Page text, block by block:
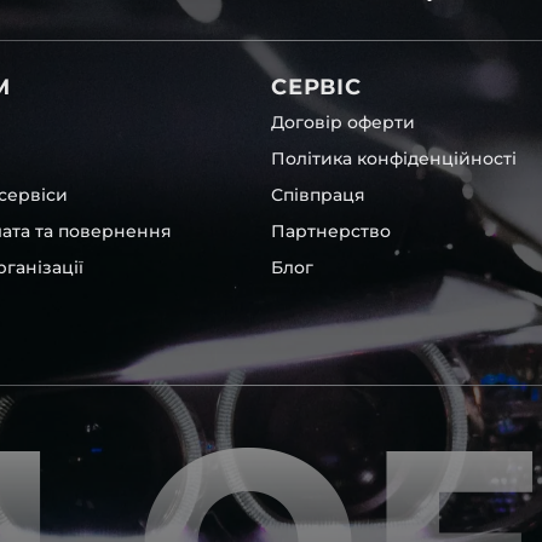
та унікальні.
офісі та оптовому
– на всіх
– для швидкої
будь-які
пару чи комплект.
перевіряють та
та повернення
СЕРВІС
Договір оферти
Політика конфіденційності
Співпраця
Партнерство
Блог